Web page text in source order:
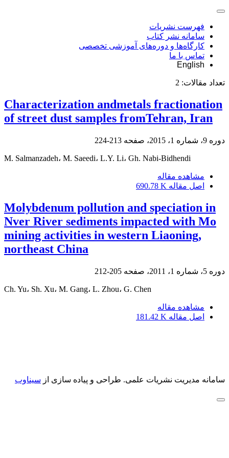
فهرست نشریات
سامانه نشر کتاب
کارگاه‌ها و دوره‌های آموزشی تخصصی
تماس با ما
English
تعداد مقالات: 2
Characterization andmetals fractionation
of street dust samples fromTehran, Iran
دوره 9، شماره 1، 2015، صفحه 213-224
M. Salmanzadeh، M. Saeedi، L.Y. Li، Gh. Nabi-Bidhendi
مشاهده مقاله
اصل مقاله 690.78 K
Molybdenum pollution and speciation in
Nver River sediments impacted with Mo
mining activities in western Liaoning,
northeast China
دوره 5، شماره 1، 2011، صفحه 205-212
Ch. Yu، Sh. Xu، M. Gang، L. Zhou، G. Chen
مشاهده مقاله
اصل مقاله 181.42 K
سامانه مدیریت نشریات علمی. طراحی و پیاده سازی از سیناوب